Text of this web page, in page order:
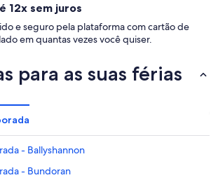
12x sem juros
e seguro pela plataforma com cartão de
em quantas vezes você quiser.
para as suas férias
- Ballyshannon
- Bundoran